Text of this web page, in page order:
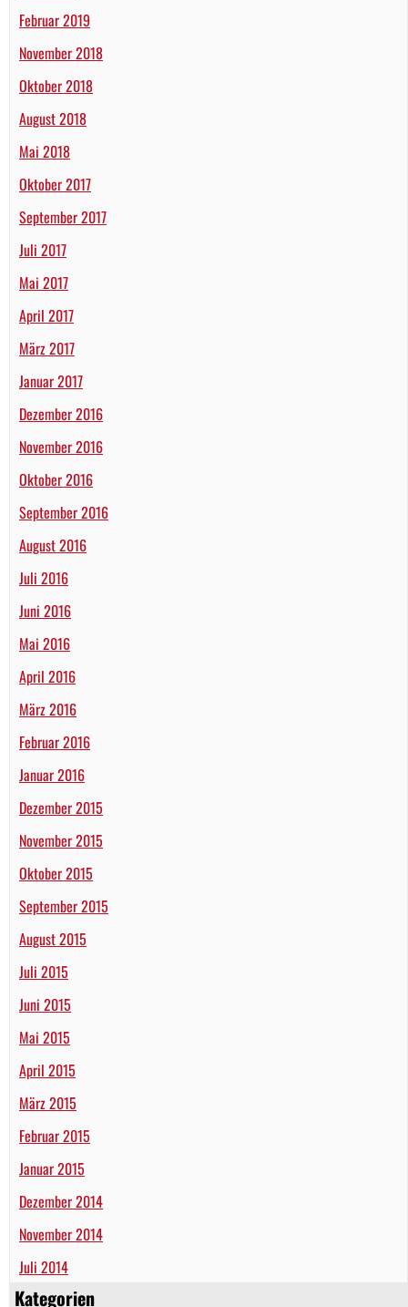
Februar 2019
November 2018
Oktober 2018
August 2018
Mai 2018
Oktober 2017
September 2017
Juli 2017
Mai 2017
April 2017
März 2017
Januar 2017
Dezember 2016
November 2016
Oktober 2016
September 2016
August 2016
Juli 2016
Juni 2016
Mai 2016
April 2016
März 2016
Februar 2016
Januar 2016
Dezember 2015
November 2015
Oktober 2015
September 2015
August 2015
Juli 2015
Juni 2015
Mai 2015
April 2015
März 2015
Februar 2015
Januar 2015
Dezember 2014
November 2014
Juli 2014
Kategorien